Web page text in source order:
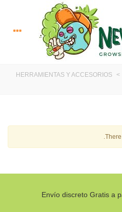
HERRAMIENTAS Y ACCESORIOS >
Envío discreto Gratis a